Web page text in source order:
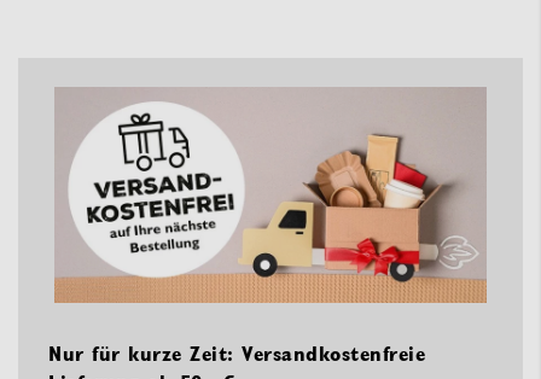
Nur für kurze Zeit: Versandkostenfreie